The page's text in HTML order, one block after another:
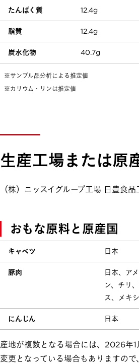
たんぱく質 12.4g
脂質 12.4g
炭水化物 40.7g
※サンプル品分析による推定値
※カリウム・リンは推定値
生産工場または原
（株）ニッスイグループ工場 日豊食
おもな原料と原産国
キャベツ 日本
豚肉
日本、ア
ン、チリ
ス、メキ
にんじん 日本
産地が複数となる場合には、2026年
変更となっている場合もありますの